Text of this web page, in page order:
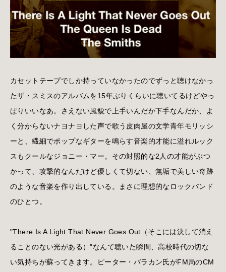
カセットテープでしか持っていなかったのでずっと聴けなかっ
たザ・スミスのアルバムを15年ぶりくらいに聴いてるけどやっ
ぱりいいなあ。さえない風貌で上手いんだか下手なんだか、よ
く分からないナヨナヨした声で歌う皮肉屋の文学青年モリッシ
ーと、繊細でポップなギターを鳴らす音楽的才能に溢れルック
スもクールなジョニー・マー。その対照的な2人の才能がぶつ
かって、攻撃的なんだけど優しくて切ない、無垢で美しい奇跡
のような音楽を作り出している。まさに理想的なロックバンド
のひとつ。
"There Is A Light That Never Goes Out（そこには決して消え
ることのない光がある）"なんて聴いた瞬間、高校時代の切な
い気持ちが蘇ってきます。ピーター・バラカン氏がFM局のCM